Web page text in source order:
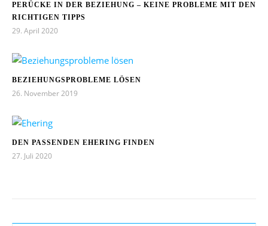
PERÜCKE IN DER BEZIEHUNG – KEINE PROBLEME MIT DEN
RICHTIGEN TIPPS
29. April 2020
BEZIEHUNGSPROBLEME LÖSEN
26. November 2019
DEN PASSENDEN EHERING FINDEN
27. Juli 2020